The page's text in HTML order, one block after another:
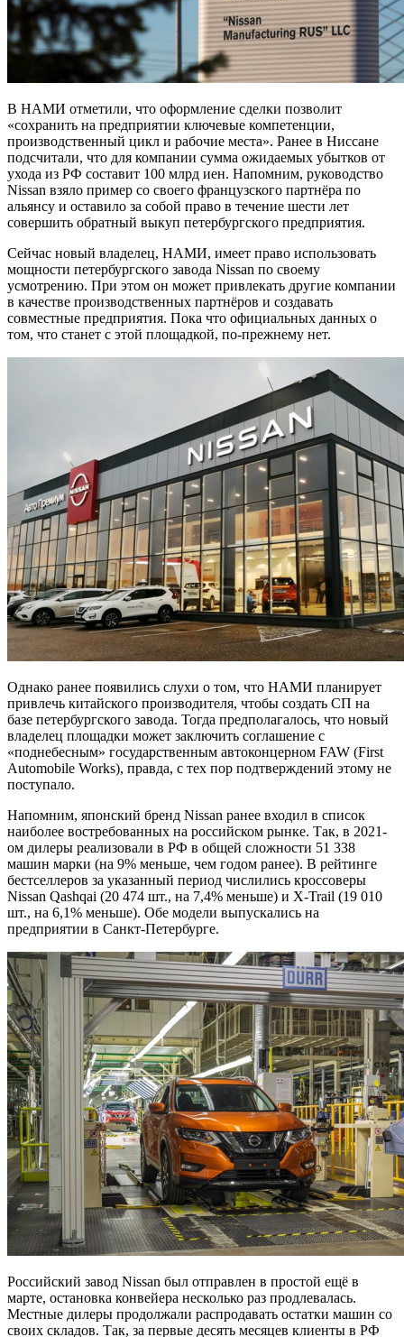
В НАМИ отметили, что оформление сделки позволит
«сохранить на предприятии ключевые компетенции,
производственный цикл и рабочие места». Ранее в Ниссане
подсчитали, что для компании сумма ожидаемых убытков от
ухода из РФ составит 100 млрд иен. Напомним, руководство
Nissan взяло пример со своего французского партнёра по
альянсу и оставило за собой право в течение шести лет
совершить обратный выкуп петербургского предприятия.
Сейчас новый владелец, НАМИ, имеет право использовать
мощности петербургского завода Nissan по своему
усмотрению. При этом он может привлекать другие компании
в качестве производственных партнёров и создавать
совместные предприятия. Пока что официальных данных о
том, что станет с этой площадкой, по-прежнему нет.
Однако ранее появились слухи о том, что НАМИ планирует
привлечь китайского производителя, чтобы создать СП на
базе петербургского завода. Тогда предполагалось, что новый
владелец площадки может заключить соглашение с
«поднебесным» государственным автоконцерном FAW (First
Automobile Works), правда, с тех пор подтверждений этому не
поступало.
Напомним, японский бренд Nissan ранее входил в список
наиболее востребованных на российском рынке. Так, в 2021-
ом дилеры реализовали в РФ в общей сложности 51 338
машин марки (на 9% меньше, чем годом ранее). В рейтинге
бестселлеров за указанный период числились кроссоверы
Nissan Qashqai (20 474 шт., на 7,4% меньше) и X-Trail (19 010
шт., на 6,1% меньше). Обе модели выпускались на
предприятии в Санкт-Петербурге.
Российский завод Nissan был отправлен в простой ещё в
марте, остановка конвейера несколько раз продлевалась.
Местные дилеры продолжали распродавать остатки машин со
своих складов. Так, за первые десять месяцев клиенты в РФ